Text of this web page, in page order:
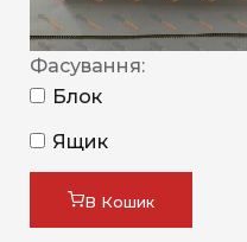
Фасування:
Блок
Ящик
В Кошик